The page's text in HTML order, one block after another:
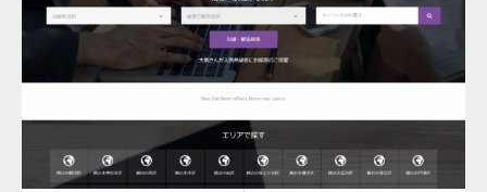
住宅改修費受領委任払い取扱事業者
詳細 検索サイト